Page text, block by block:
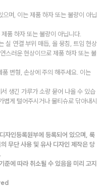
며, 이는 제품 하자 또는 불량이 아닙
품 하자 또는 불량이 아닙니다.
실 연결 부위 매듭, 올 뭉침, 트임 현상
스러운 현상이므로 제품 하자 또는 불
변형, 손상에 주의 해주세요. 이는
생긴 가루가 소량 묻어 나올 수 있습
게 털어주시거나 물티슈로 닦아내시
자인등록원부에 등록되어 있으며, 룩
무단 사용 및 유사 디자인 제작은 당
에 따라 취소될 수 있음을 미리 고지